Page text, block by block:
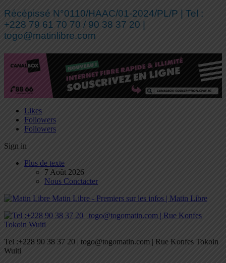
Récépissé N°0110/HAAC/01-2024/PL/P | Tel :
+228 79 61 70 70 / 90 38 37 20 |
togo@matinlibre.com
Likes
Followers
Followers
Sign in
Plus de texte
7 Août 2026
Nous Conctacter
Matin Libre - Premiers sur les infos | Matin Libre
Tel :+228 90 38 37 20 | togo@togomatin.com | Rue Konfes Tokoin
Wuiti